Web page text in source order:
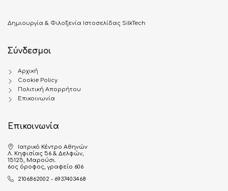
Δημιουργία & Φιλοξενία Ιστοσελίδας SilkTech
Σύνδεσμοι
Αρχική
Cookie Policy
Πολιτική Απορρήτου
Επικοινωνία
Επικοινωνία
Ιατρικό Κέντρο Αθηνών
Λ. Κηφισίας 56 & Δελφών,
15125, Μαρούσι.
6ος όροφος, γραφείο 606
2106862002 - 6937403468